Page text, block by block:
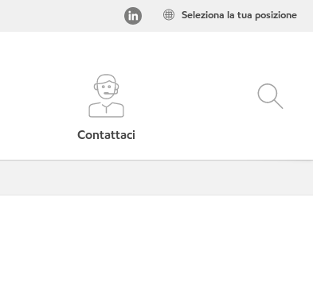
Seleziona la tua posizione
Contattaci